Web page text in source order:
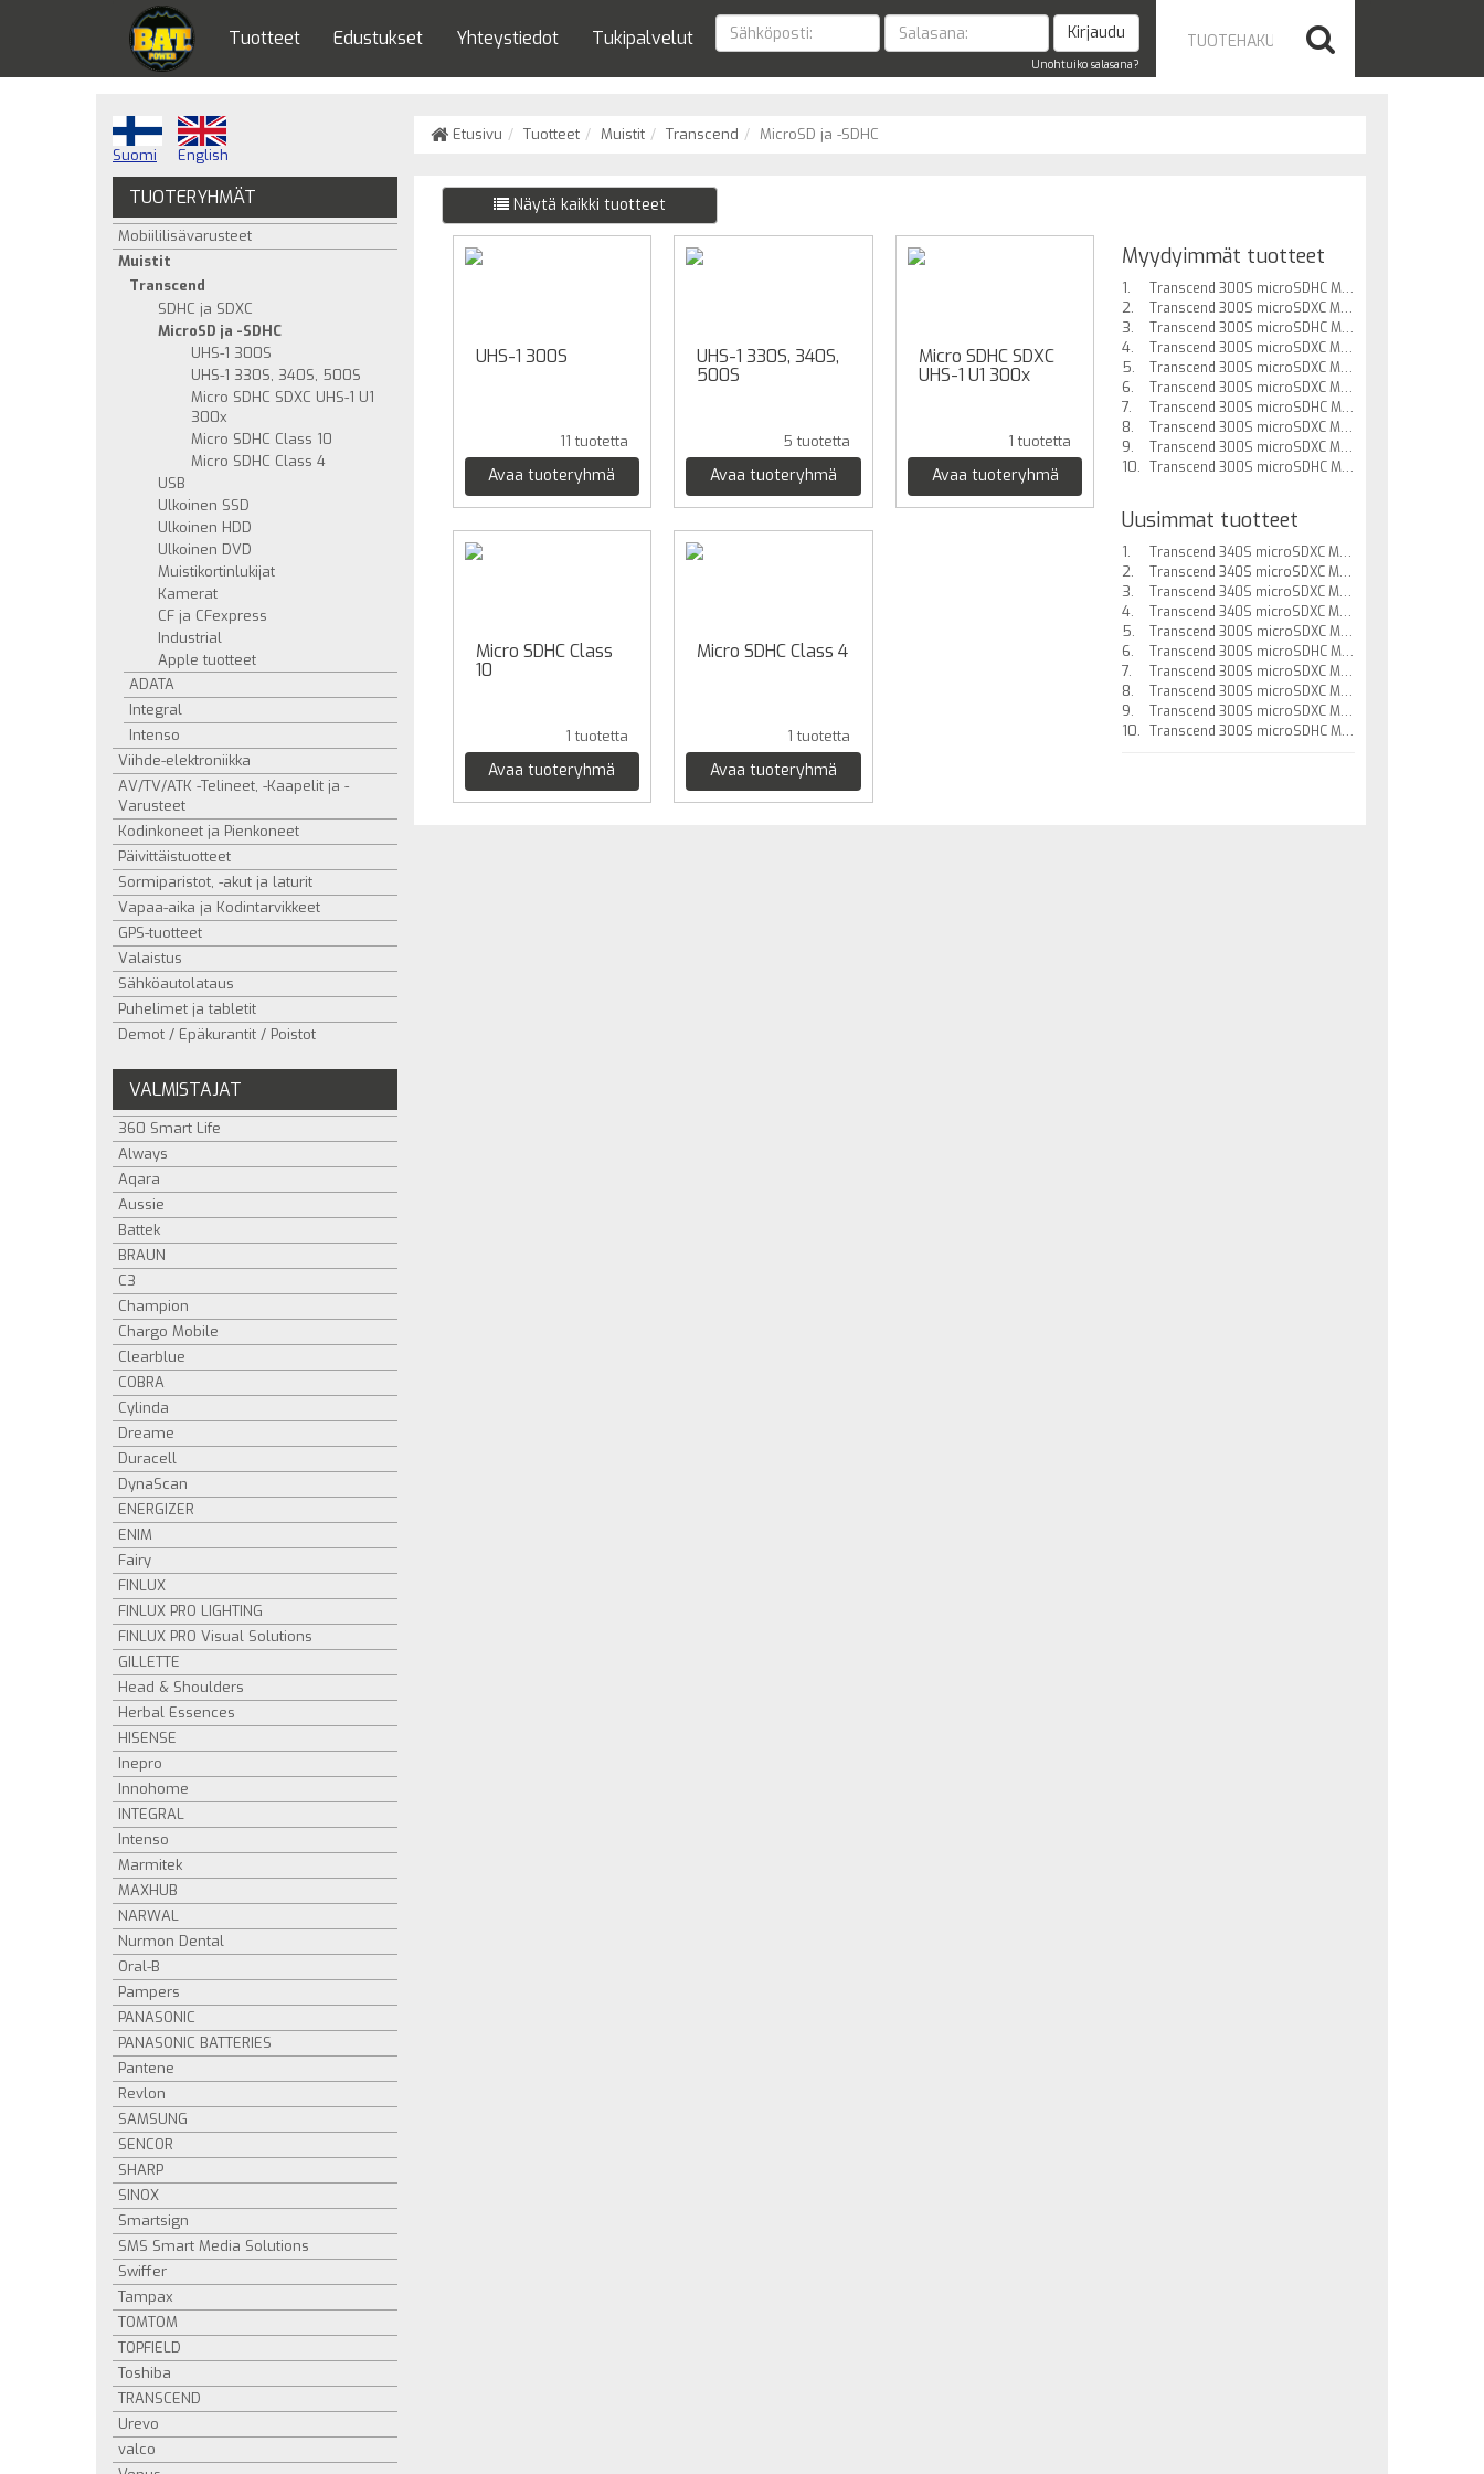
Tuotteet Edustukset Yhteystiedot Tukipalvelut
Unohtuiko salasana?
Etusivu Tuotteet Muistit Transcend MicroSD ja -SDHC
Näytä kaikki tuotteet
UHS-1 300S
11 tuotetta
Avaa tuoteryhmä
UHS-1 330S, 340S,
500S
5 tuotetta
Avaa tuoteryhmä
Micro SDHC SDXC
UHS-1 U1 300x
1 tuotetta
Avaa tuoteryhmä
Micro SDHC Class
10
1 tuotetta
Avaa tuoteryhmä
Micro SDHC Class 4
1 tuotetta
Avaa tuoteryhmä
Myydyimmät tuotteet
Transcend 300S microSDHC Muistikortti, 32GB / U1 / UHS-I
Transcend 300S microSDXC Muistikortti, 64GB / U1 / UHS-I
Transcend 300S microSDHC Muistikortti, 16GB / U1 / UHS-I
Transcend 300S microSDXC Muistikortti, 64GB / U1 / UHS-I
Transcend 300S microSDXC Muistikortti, 256GB / U3 / UHS-I (V30, A1)
Transcend 300S microSDXC Muistikortti, 128GB / U3 / UHS-I (V30, A1)
Transcend 300S microSDHC Muistikortti, 32GB / U1 / UHS-I
Transcend 300S microSDXC Muistikortti, 512GB / U3 / UHS-I (V30, A1)
Transcend 300S microSDXC Muistikortti, 128GB / U3 / UHS-I (V30, A1)
Transcend 300S microSDHC Muistikortti, 16GB / U1 / UHS-I
Uusimmat tuotteet
Transcend 340S microSDXC Muistikortti, 512GB 160/125MB/s. U3, UHS-I (MLC, V30, A2) Paketissa mukana SD-adapteri.
Transcend 340S microSDXC Muistikortti, 128GB 160/90MB/s. U3, UHS-I (MLC, V30, A2) Paketissa mukana SD-adapteri.
Transcend 340S microSDXC Muistikortti, 256GB 160/125MB/s. U3, UHS-I (MLC, V30, A2) Paketissa mukana SD-adapteri.
Transcend 340S microSDXC Muistikortti, 64GB 160/80MB/s. U3, UHS-I (MLC, V30, A2) Paketissa mukana SD-adapteri.
Transcend 300S microSDXC Muistikortti, 512GB / U3 / UHS-I (V30, A1)
Transcend 300S microSDHC Muistikortti, 8GB / U1 / UHS-I
Transcend 300S microSDXC Muistikortti, 256GB / U3 / UHS-I (V30, A1)
Transcend 300S microSDXC Muistikortti, 128GB / U3 / UHS-I (V30, A1)
Transcend 300S microSDXC Muistikortti, 128GB / U3 / UHS-I (V30, A1)
Transcend 300S microSDHC Muistikortti, 16GB / U1 / UHS-I
Suomi English
TUOTERYHMÄT
Mobiililisävarusteet
Muistit
Transcend
SDHC ja SDXC
MicroSD ja -SDHC
UHS-1 300S
UHS-1 330S, 340S, 500S
Micro SDHC SDXC UHS-1 U1
300x
Micro SDHC Class 10
Micro SDHC Class 4
USB
Ulkoinen SSD
Ulkoinen HDD
Ulkoinen DVD
Muistikortinlukijat
Kamerat
CF ja CFexpress
Industrial
Apple tuotteet
ADATA
Integral
Intenso
Viihde-elektroniikka
AV/TV/ATK -Telineet, -Kaapelit ja -
Varusteet
Kodinkoneet ja Pienkoneet
Päivittäistuotteet
Sormiparistot, -akut ja laturit
Vapaa-aika ja Kodintarvikkeet
GPS-tuotteet
Valaistus
Sähköautolataus
Puhelimet ja tabletit
Demot / Epäkurantit / Poistot
VALMISTAJAT
360 Smart Life
Always
Aqara
Aussie
Battek
BRAUN
C3
Champion
Chargo Mobile
Clearblue
COBRA
Cylinda
Dreame
Duracell
DynaScan
ENERGIZER
ENIM
Fairy
FINLUX
FINLUX PRO LIGHTING
FINLUX PRO Visual Solutions
GILLETTE
Head & Shoulders
Herbal Essences
HISENSE
Inepro
Innohome
INTEGRAL
Intenso
Marmitek
MAXHUB
NARWAL
Nurmon Dental
Oral-B
Pampers
PANASONIC
PANASONIC BATTERIES
Pantene
Revlon
SAMSUNG
SENCOR
SHARP
SINOX
Smartsign
SMS Smart Media Solutions
Swiffer
Tampax
TOMTOM
TOPFIELD
Toshiba
TRANSCEND
Urevo
valco